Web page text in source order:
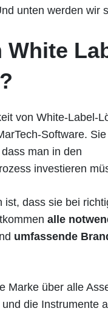
unten werden wir
White
von White-Label-
Software. Sie
dass man in den
investieren
ist, dass sie bei
alle
umfassende
Marke über alle
die Instrumente